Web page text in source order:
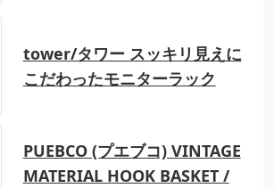
tower/タワー スッキリ見えに
こだわったモニターラック
PUEBCO (プエブコ) VINTAGE
MATERIAL HOOK BASKET /